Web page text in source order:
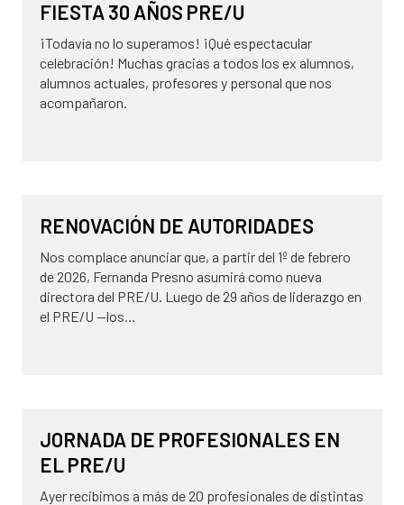
FIESTA 30 AÑOS PRE/U
¡Todavía no lo superamos! ¡Qué espectacular
celebración! Muchas gracias a todos los ex alumnos,
alumnos actuales, profesores y personal que nos
acompañaron.
RENOVACIÓN DE AUTORIDADES
Nos complace anunciar que, a partir del 1º de febrero
de 2026, Fernanda Presno asumirá como nueva
directora del PRE/U. Luego de 29 años de liderazgo en
el PRE/U —los…
JORNADA DE PROFESIONALES EN
EL PRE/U
Ayer recibimos a más de 20 profesionales de distintas